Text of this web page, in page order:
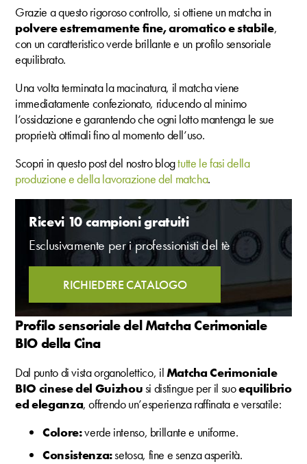
Grazie a questo rigoroso controllo, si ottiene un matcha in
polvere estremamente fine, aromatico e stabile,
con un caratteristico verde brillante e un profilo sensoriale
equilibrato.
Una volta terminata la macinatura, il matcha viene
immediatamente confezionato, riducendo al minimo
l’ossidazione e garantendo che ogni lotto mantenga le sue
proprietà ottimali fino al momento dell’uso.
Scopri in questo post del nostro blogtutte le fasi della
produzione e della lavorazione del matcha.
Ricevi 10 campioni gratuiti
Esclusivamente per i professionisti del tè
RICHIEDERE CATALOGO
Profilo sensoriale del Matcha Cerimoniale
BIO della Cina
Dal punto di vista organolettico, ilMatcha Cerimoniale
BIO cinese del Guizhousi distingue per il suoequilibrio
ed eleganza, offrendo un’esperienza raffinata e versatile:
Colore:verde intenso, brillante e uniforme.
Consistenza:setosa, fine e senza asperità.